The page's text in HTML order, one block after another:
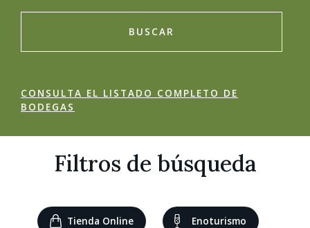
BUSCAR
CONSULTA EL LISTADO COMPLETO DE
BODEGAS
Filtros de búsqueda
Tienda Online Enoturismo